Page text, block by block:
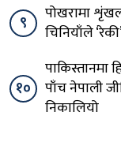
९
पोखरामा
चिनियाँले
१०
पाकिस्तानमा
पाँच नेपाली
निकालियो